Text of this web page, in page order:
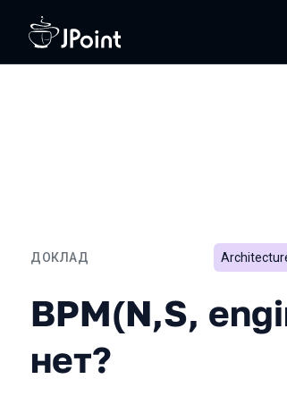
ДОКЛАД
BPM(N,S, engine)
BPM(N,S,
нет?